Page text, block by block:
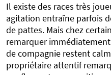
Il existe des races très
agitation entraîne parfois
de pattes. Mais chez
remarquer
de compagnie restent
propriétaire attentif